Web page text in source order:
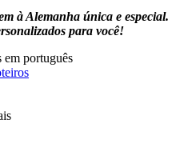
à Alemanha única e especial.
para você!
em português